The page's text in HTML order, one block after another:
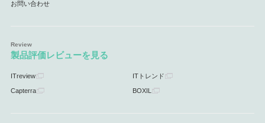
お問い合わせ
製品評価レビューを見る
ITreview ITトレンド
Capterra BOXIL